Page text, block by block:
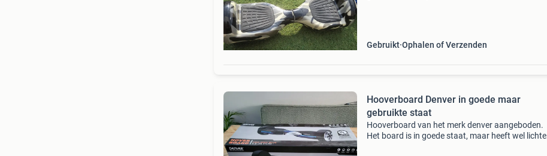
Gebruikt Ophalen of Verzenden
Hooverboard Denver in goede maar
gebruikte staat
Hooverboard van het merk denver aangeboden.
Het board is in goede staat, maar heeft wel lichte